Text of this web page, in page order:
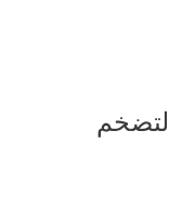
معدل التضخم